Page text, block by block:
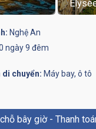
Nghệ An
ngày 9 đêm
di chuyển: Máy bay, ô tô
bây giờ - Thanh